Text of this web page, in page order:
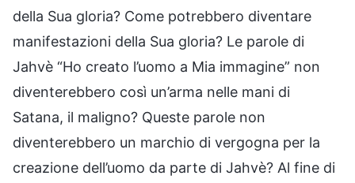
della Sua gloria? Come potrebbero diventare
manifestazioni della Sua gloria? Le parole di
Jahvè “Ho creato l’uomo a Mia immagine” non
diventerebbero così un’arma nelle mani di
Satana, il maligno? Queste parole non
diventerebbero un marchio di vergogna per la
creazione dell’uomo da parte di Jahvè? Al fine di